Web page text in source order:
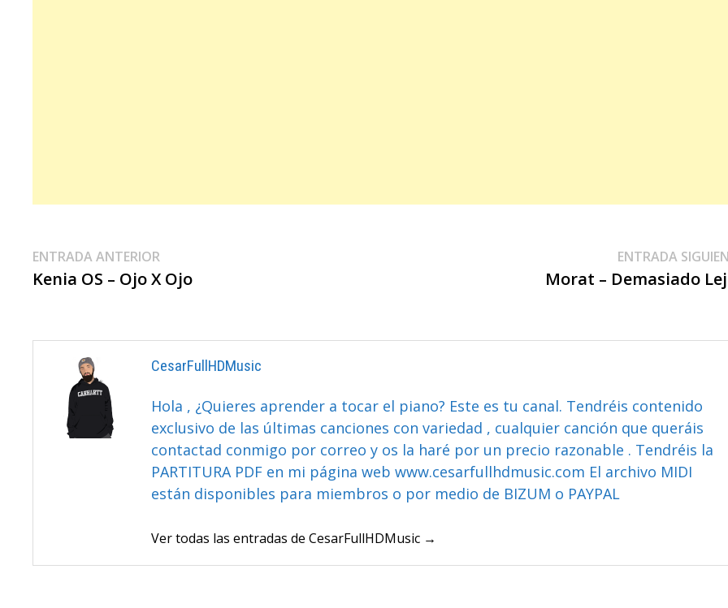
Navegación
De
ENTRADA ANTERIOR
anterior:
Kenia OS – Ojo X Ojo
ENTRADA
Morat – Demasiado
CesarFullHDMusic
Hola , ¿Quieres aprender a tocar el piano? Este es tu canal. Tendréis contenido
exclusivo de las últimas canciones con variedad , cualquier canción que queráis
contactad conmigo por correo y os la haré por un precio razonable . Tendréis la
PARTITURA PDF en mi página web www.cesarfullhdmusic.com El archivo MIDI
están disponibles para miembros o por medio de BIZUM o PAYPAL
Ver todas las entradas de CesarFullHDMusic →